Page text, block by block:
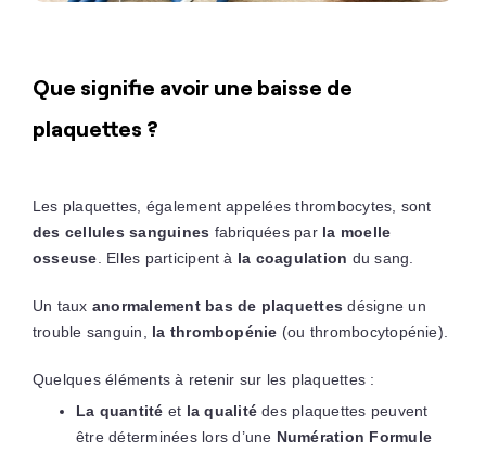
Que signifie avoir une baisse de
plaquettes ?
Les plaquettes, également appelées thrombocytes, sont
des cellules sanguines fabriquées par la moelle
osseuse . Elles participent à la coagulation du sang.
Un taux anormalement bas de plaquettes désigne un
trouble sanguin, la thrombopénie (ou thrombocytopénie).
Quelques éléments à retenir sur les plaquettes :
La quantité et la qualité des plaquettes peuvent
être déterminées lors d’une Numération Formule